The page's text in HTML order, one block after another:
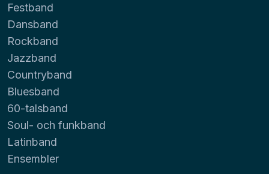
Festband
Dansband
Rockband
Jazzband
Countryband
Bluesband
60-talsband
Soul- och funkband
Latinband
Ensembler